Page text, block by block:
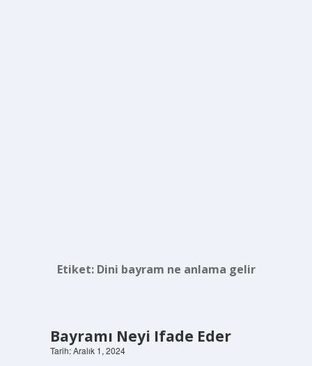
Etiket: Dini bayram ne anlama gelir
Bayramı Neyi Ifade Eder
Tarih: Aralık 1, 2024